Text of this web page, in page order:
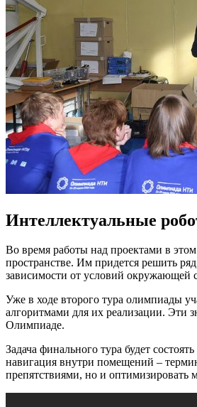
Интеллектуальные
Во время работы над проектами в
пространстве. Им придется решить
зависимости от условий окружающей
Уже в ходе второго тура олимпиады
алгоритмами для их реализации. Эти
Олимпиаде.
Задача финального тура будет
навигация внутри помещений –
препятствиями, но и